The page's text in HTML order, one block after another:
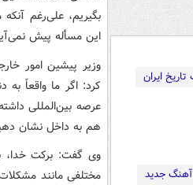
ایران
آهنگ جدید
بگیریم، علی‌رغم
این مسأله پیش
وزیر پیشین امور
کرد: اگر ما واقعاً
عرصه بین‌المللی
هم به داخل نشان
وی گفت: برکت
مختلفی مانند